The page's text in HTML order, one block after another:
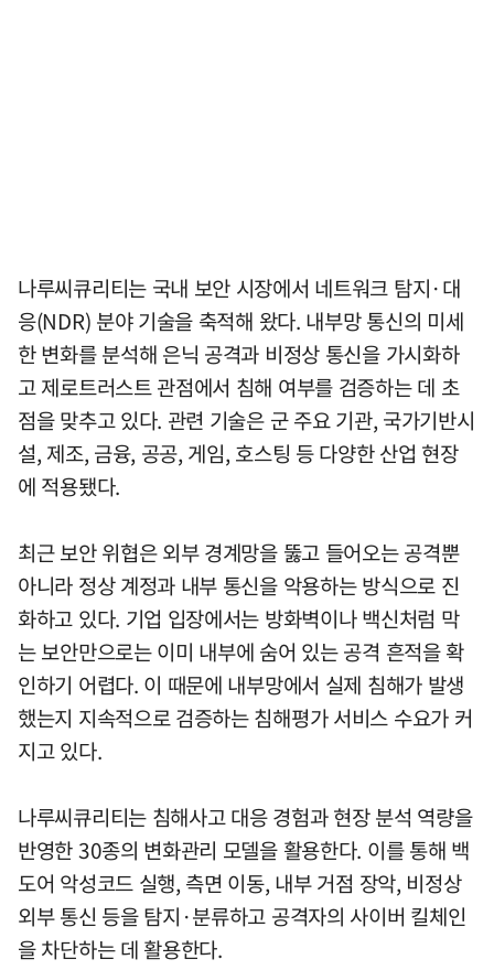
나루씨큐리티는 국내 보안 시장에서 네트워크 탐지·대
응(NDR) 분야 기술을 축적해 왔다. 내부망 통신의 미세
한 변화를 분석해 은닉 공격과 비정상 통신을 가시화하
고 제로트러스트 관점에서 침해 여부를 검증하는 데 초
점을 맞추고 있다. 관련 기술은 군 주요 기관, 국가기반시
설, 제조, 금융, 공공, 게임, 호스팅 등 다양한 산업 현장
에 적용됐다.
최근 보안 위협은 외부 경계망을 뚫고 들어오는 공격뿐
아니라 정상 계정과 내부 통신을 악용하는 방식으로 진
화하고 있다. 기업 입장에서는 방화벽이나 백신처럼 막
는 보안만으로는 이미 내부에 숨어 있는 공격 흔적을 확
인하기 어렵다. 이 때문에 내부망에서 실제 침해가 발생
했는지 지속적으로 검증하는 침해평가 서비스 수요가 커
지고 있다.
나루씨큐리티는 침해사고 대응 경험과 현장 분석 역량을
반영한 30종의 변화관리 모델을 활용한다. 이를 통해 백
도어 악성코드 실행, 측면 이동, 내부 거점 장악, 비정상
외부 통신 등을 탐지·분류하고 공격자의 사이버 킬체인
을 차단하는 데 활용한다.